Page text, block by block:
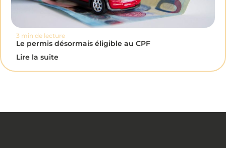
3 min de lecture
Le permis désormais éligible au CPF
Lire la suite